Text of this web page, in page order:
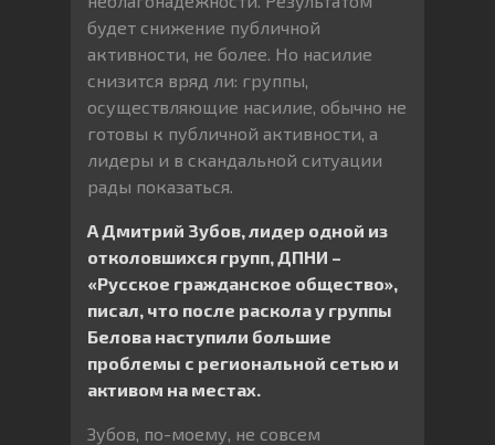
будет снижение публичной
активности, не более. Но насилие
снизится вряд ли: группы,
осуществляющие насилие, обычно не
готовы к публичной активности, а
лидеры и в скандальной ситуации
рады показаться.
А Дмитрий Зубов, лидер одной из
отколовшихся групп, ДПНИ –
«Русское гражданское общество»,
писал, что после раскола у группы
Белова наступили большие
проблемы с региональной сетью и
активом на местах.
Зубов, по-моему, не совсем